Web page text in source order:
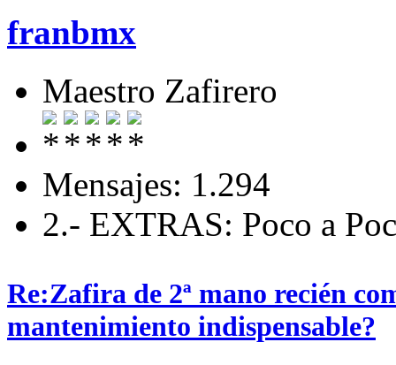
franbmx
Maestro Zafirero
Mensajes: 1.294
2.- EXTRAS: Poco a
Re:Zafira de 2ª mano recién
mantenimiento indispensable?